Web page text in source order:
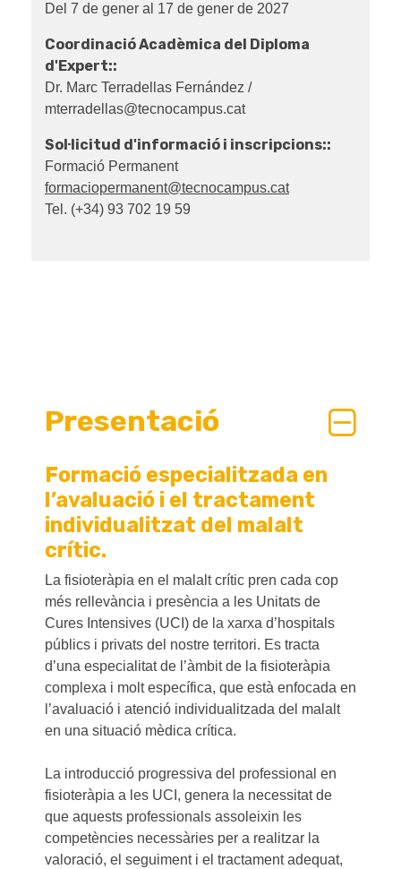
Del 7 de gener al 17 de gener de 2027
Coordinació Acadèmica del Diploma
d'Expert::
Dr. Marc Terradellas Fernández /
mterradellas@tecnocampus.cat
Sol·licitud d'informació i inscripcions::
Formació Permanent
formaciopermanent@tecnocampus.cat
Tel. (+34) 93 702 19 59
Presentació
Formació especialitzada en
l’avaluació i el tractament
individualitzat del malalt
crític.
La fisioteràpia en el malalt crític pren cada cop
més rellevància i presència a les Unitats de
Cures Intensives (UCI) de la xarxa d’hospitals
públics i privats del nostre territori. Es tracta
d’una especialitat de l’àmbit de la fisioteràpia
complexa i molt específica, que està enfocada en
l’avaluació i atenció individualitzada del malalt
en una situació mèdica crítica.
La introducció progressiva del professional en
fisioteràpia a les UCI, genera la necessitat de
que aquests professionals assoleixin les
competències necessàries per a realitzar la
valoració, el seguiment i el tractament adequat,